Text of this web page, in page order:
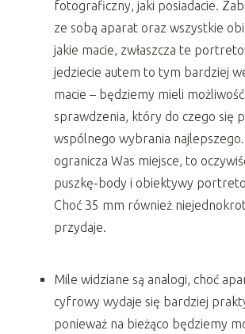
fotograficzny, jaki posiadacie.
ze sobą aparat oraz wszystkie
jakie macie, zwłaszcza te
jedziecie autem to tym bardziej
macie – będziemy mieli możliwość
sprawdzenia, który do czego się
wspólnego wybrania najlepszego.
ogranicza Was miejsce, to
puszkę-body i obiektywy
Choć 35 mm również
przydaje.
Mile widziane są analogi, choć
cyfrowy wydaje się bardziej
ponieważ na bieżąco będziemy